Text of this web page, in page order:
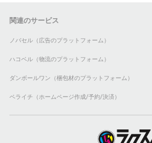
関連のサービス
ノバセル（広告のプラットフォーム）
ハコベル（物流のプラットフォーム）
ダンボールワン（梱包材のプラットフォーム）
ペライチ（ホームページ作成/予約/決済）